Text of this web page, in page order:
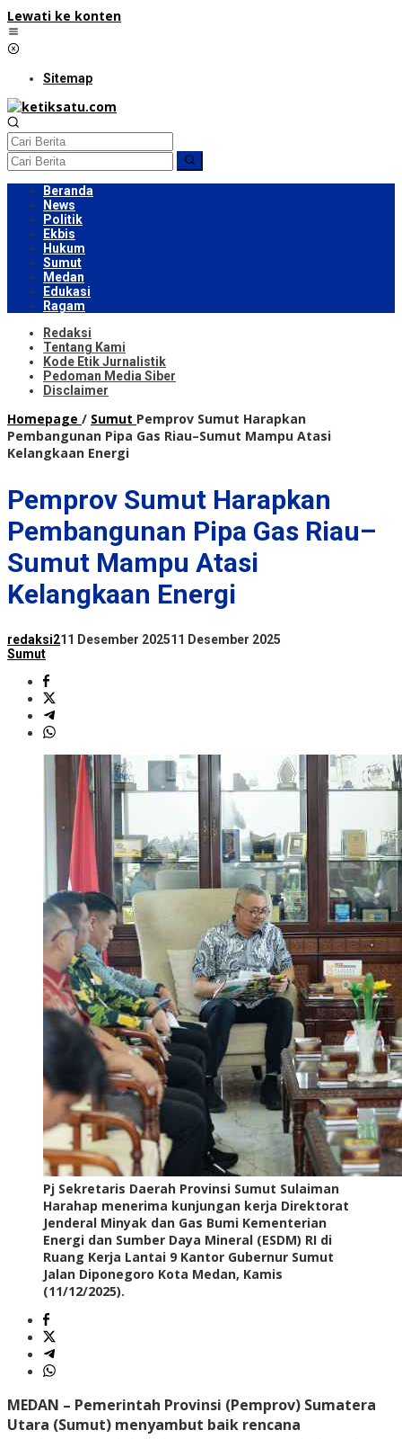
Lewati ke konten
Sitemap
Beranda
News
Politik
Ekbis
Hukum
Sumut
Medan
Edukasi
Ragam
Redaksi
Tentang Kami
Kode Etik Jurnalistik
Pedoman Media Siber
Disclaimer
Homepage / Sumut Pemprov Sumut Harapkan
Pembangunan Pipa Gas Riau–Sumut Mampu Atasi
Kelangkaan Energi
Pemprov Sumut Harapkan
Pembangunan Pipa Gas Riau–
Sumut Mampu Atasi
Kelangkaan Energi
redaksi211 Desember 202511 Desember 2025
Sumut
Pj Sekretaris Daerah Provinsi Sumut Sulaiman
Harahap menerima kunjungan kerja Direktorat
Jenderal Minyak dan Gas Bumi Kementerian
Energi dan Sumber Daya Mineral (ESDM) RI di
Ruang Kerja Lantai 9 Kantor Gubernur Sumut
Jalan Diponegoro Kota Medan, Kamis
(11/12/2025).
MEDAN – Pemerintah Provinsi (Pemprov) Sumatera
Utara (Sumut) menyambut baik rencana